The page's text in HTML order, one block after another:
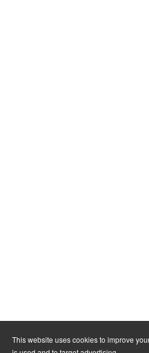
This website uses cookies to improve